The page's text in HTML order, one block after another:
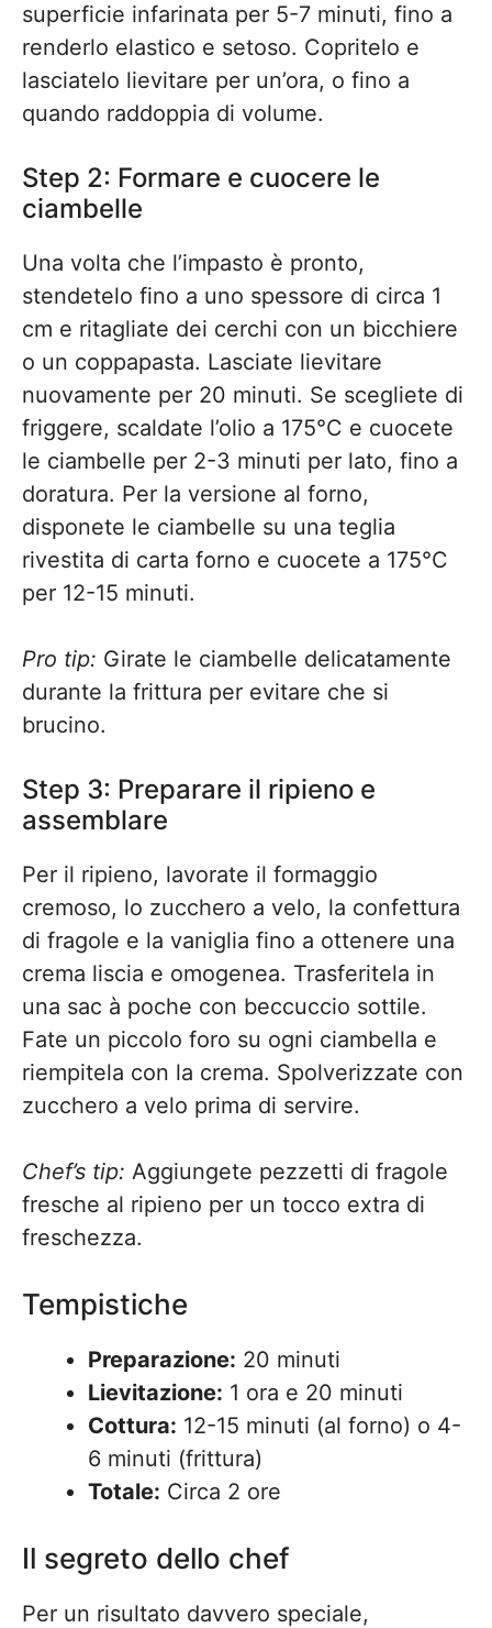
superficie infarinata per 5-7 minuti, fino a
renderlo elastico e setoso. Copritelo e
lasciatelo lievitare per un’ora, o fino a
quando raddoppia di volume.
Step 2: Formare e cuocere le
ciambelle
Una volta che l’impasto è pronto,
stendetelo fino a uno spessore di circa 1
cm e ritagliate dei cerchi con un bicchiere
o un coppapasta. Lasciate lievitare
nuovamente per 20 minuti. Se scegliete di
friggere, scaldate l’olio a 175°C e cuocete
le ciambelle per 2-3 minuti per lato, fino a
doratura. Per la versione al forno,
disponete le ciambelle su una teglia
rivestita di carta forno e cuocete a 175°C
per 12-15 minuti.
Pro tip: Girate le ciambelle delicatamente
durante la frittura per evitare che si
brucino.
Step 3: Preparare il ripieno e
assemblare
Per il ripieno, lavorate il formaggio
cremoso, lo zucchero a velo, la confettura
di fragole e la vaniglia fino a ottenere una
crema liscia e omogenea. Trasferitela in
una sac à poche con beccuccio sottile.
Fate un piccolo foro su ogni ciambella e
riempitela con la crema. Spolverizzate con
zucchero a velo prima di servire.
Chef’s tip: Aggiungete pezzetti di fragole
fresche al ripieno per un tocco extra di
freschezza.
Tempistiche
Preparazione: 20 minuti
Lievitazione: 1 ora e 20 minuti
Cottura: 12-15 minuti (al forno) o 4-
6 minuti (frittura)
Totale: Circa 2 ore
Il segreto dello chef
Per un risultato davvero speciale,